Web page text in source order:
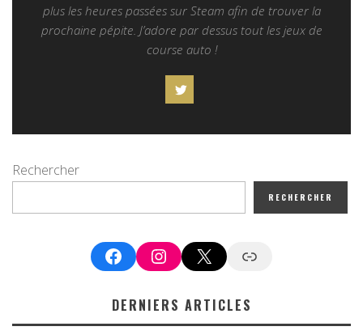
plus les heures passées sur Steam afin de trouver la
prochaine pépite. J’adore par dessus tout les jeux de
course auto !
Rechercher
RECHERCHER
FacebookInstagram
X Google News
DERNIERS ARTICLES